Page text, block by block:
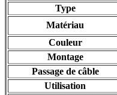
Type
Matériau
Couleur
Montage
Passage de câble
Utilisation